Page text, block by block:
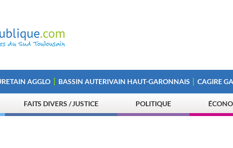
AGGLO BASSIN AUTERIVAIN HAUT-GARONNAIS CAGIRE
FAITS DIVERS / JUSTICE POLITIQUE